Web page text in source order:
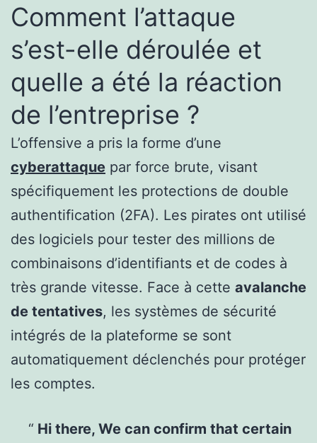
Comment l’attaque
s’est-elle déroulée et
quelle a été la réaction
de l’entreprise ?
L’offensive a pris la forme d’une
cyberattaque par force brute, visant
spécifiquement les protections de double
authentification (2FA). Les pirates ont utilisé
des logiciels pour tester des millions de
combinaisons d’identifiants et de codes à
très grande vitesse. Face à cette avalanche
de tentatives, les systèmes de sécurité
intégrés de la plateforme se sont
automatiquement déclenchés pour protéger
les comptes.
Hi there, We can confirm that certain